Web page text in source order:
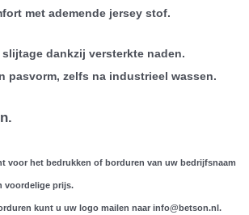
met ademende jersey stof.
dankzij versterkte naden.
pasvorm, zelfs na industrieel wassen.
voor het bedrukken of borduren van uw bedrijfsnaam
voordelige prijs.
kunt u uw logo mailen naar info@betson.nl.